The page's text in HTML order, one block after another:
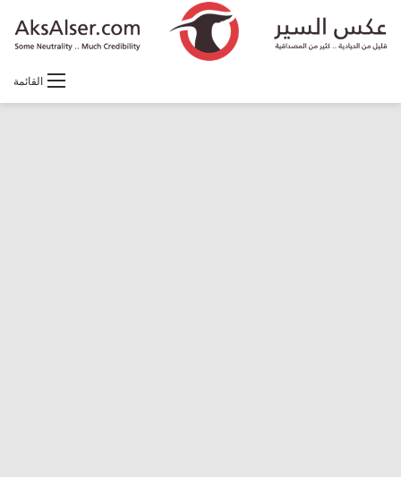
القائمة